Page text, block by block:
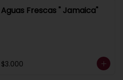
Aguas Frescas " Jamaica"
$3.000